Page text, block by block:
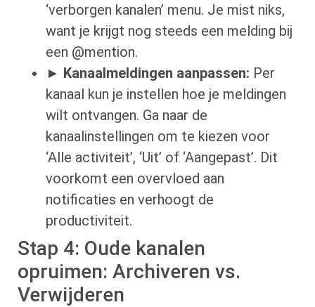
‘verborgen kanalen’ menu. Je mist niks,
want je krijgt nog steeds een melding bij
een @mention.
► Kanaalmeldingen aanpassen: Per
kanaal kun je instellen hoe je meldingen
wilt ontvangen. Ga naar de
kanaalinstellingen om te kiezen voor
‘Alle activiteit’, ‘Uit’ of ‘Aangepast’. Dit
voorkomt een overvloed aan
notificaties en verhoogt de
productiviteit.
Stap 4: Oude kanalen
opruimen: Archiveren vs.
Verwijderen